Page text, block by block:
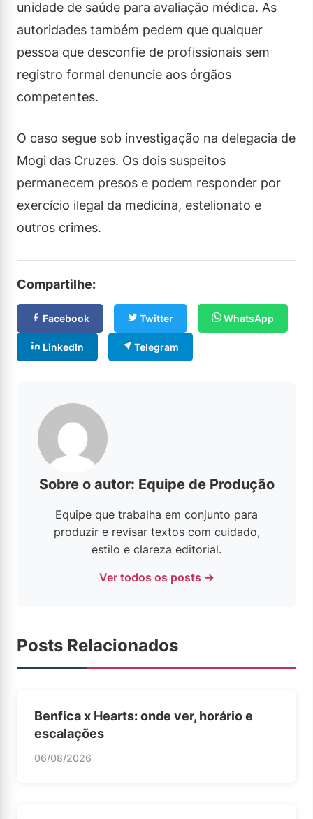
unidade de saúde para avaliação médica. As
autoridades também pedem que qualquer
pessoa que desconfie de profissionais sem
registro formal denuncie aos órgãos
competentes.
O caso segue sob investigação na delegacia de
Mogi das Cruzes. Os dois suspeitos
permanecem presos e podem responder por
exercício ilegal da medicina, estelionato e
outros crimes.
Compartilhe:
Facebook Twitter WhatsApp
LinkedIn Telegram
Sobre o autor: Equipe de Produção
Equipe que trabalha em conjunto para
produzir e revisar textos com cuidado,
estilo e clareza editorial.
Ver todos os posts →
Posts Relacionados
Benfica x Hearts: onde ver, horário e
escalações
06/08/2026